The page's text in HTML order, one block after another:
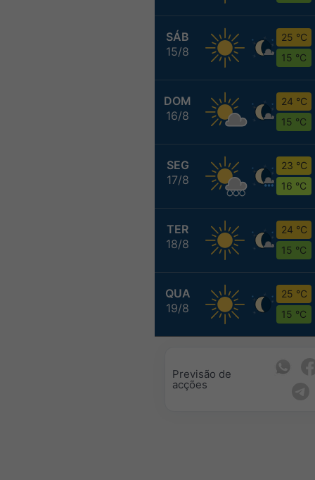
SÁB
15/8
25 °C
15 °C
DOM
16/8
24 °C
15 °C
SEG
17/8
23 °C
16 °C
TER
18/8
24 °C
15 °C
QUA
19/8
25 °C
15 °C
Previsão de
acções